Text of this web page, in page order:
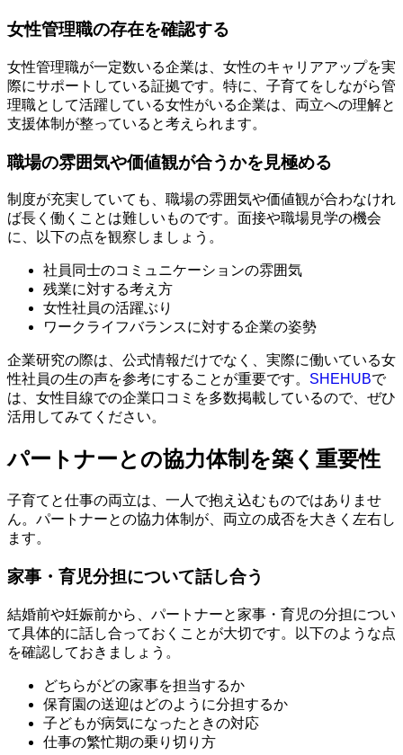
女性管理職の存在を確認する
女性管理職が一定数いる企業は、女性のキャリアアップを実
際にサポートしている証拠です。特に、子育てをしながら管
理職として活躍している女性がいる企業は、両立への理解と
支援体制が整っていると考えられます。
職場の雰囲気や価値観が合うかを見極める
制度が充実していても、職場の雰囲気や価値観が合わなけれ
ば長く働くことは難しいものです。面接や職場見学の機会
に、以下の点を観察しましょう。
社員同士のコミュニケーションの雰囲気
残業に対する考え方
女性社員の活躍ぶり
ワークライフバランスに対する企業の姿勢
企業研究の際は、公式情報だけでなく、実際に働いている女
性社員の生の声を参考にすることが重要です。 SHEHUBで
は、女性目線での企業口コミを多数掲載しているので、ぜひ
活用してみてください。
パートナーとの協力体制を築く重要性
子育てと仕事の両立は、一人で抱え込むものではありませ
ん。パートナーとの協力体制が、両立の成否を大きく左右し
ます。
家事・育児分担について話し合う
結婚前や妊娠前から、パートナーと家事・育児の分担につい
て具体的に話し合っておくことが大切です。以下のような点
を確認しておきましょう。
どちらがどの家事を担当するか
保育園の送迎はどのように分担するか
子どもが病気になったときの対応
仕事の繁忙期の乗り切り方